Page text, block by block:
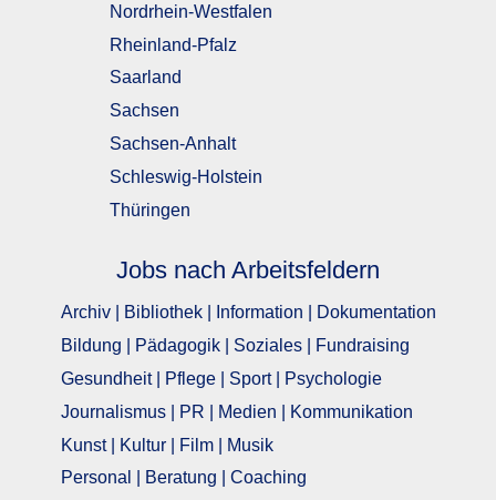
Nordrhein-Westfalen
Rheinland-Pfalz
Saarland
Sachsen
Sachsen-Anhalt
Schleswig-Holstein
Thüringen
Jobs nach Arbeitsfeldern
Archiv | Bibliothek | Information | Dokumentation
Bildung | Pädagogik | Soziales | Fundraising
Gesundheit | Pflege | Sport | Psychologie
Journalismus | PR | Medien | Kommunikation
Kunst | Kultur | Film | Musik
Personal | Beratung | Coaching